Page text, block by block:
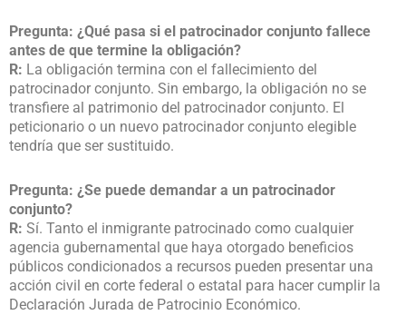
Pregunta: ¿Qué pasa si el patrocinador conjunto fallece
antes de que termine la obligación?
R: La obligación termina con el fallecimiento del
patrocinador conjunto. Sin embargo, la obligación no se
transfiere al patrimonio del patrocinador conjunto. El
peticionario o un nuevo patrocinador conjunto elegible
tendría que ser sustituido.
Pregunta: ¿Se puede demandar a un patrocinador
conjunto?
R: Sí. Tanto el inmigrante patrocinado como cualquier
agencia gubernamental que haya otorgado beneficios
públicos condicionados a recursos pueden presentar una
acción civil en corte federal o estatal para hacer cumplir la
Declaración Jurada de Patrocinio Económico.